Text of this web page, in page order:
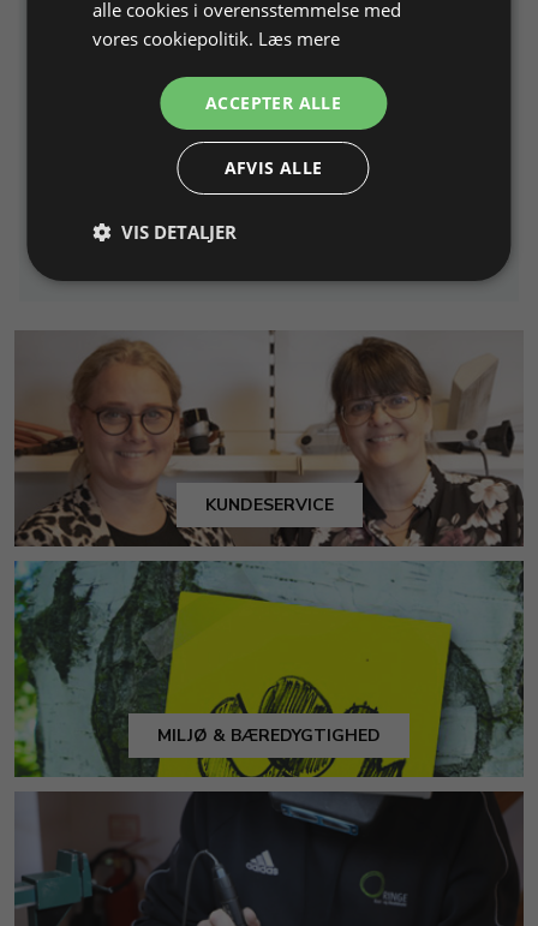
Gummi-ekspanderhjul til
slibebånd
På lager
Info Læg i kurv
Sikkerhedsbrille -
beskyttelsesbriller.
Varenr. 158310
46,87 DKK
KUNDESERVICE
MILJØ & BÆREDYGTIGHED
alle cookies i overensstemmelse med
vores cookiepolitik. Læs mere
ACCEPTER ALLE
AFVIS ALLE
VIS DETALJER